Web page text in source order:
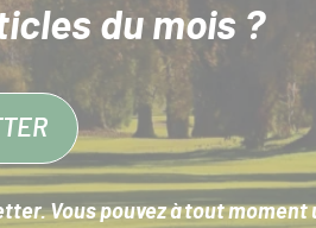
du mois ?
Vous pouvez à tout moment